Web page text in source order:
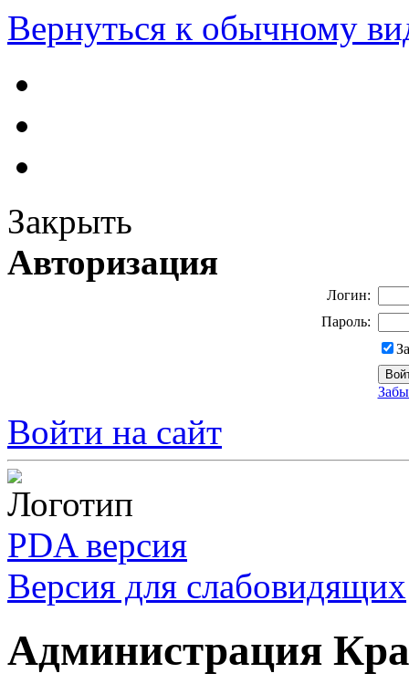
Вернуться к обычному
Закрыть
Авторизация
Логин:
Пароль:
Войти на сайт
PDA версия
Версия для слабовидящих
Администрация